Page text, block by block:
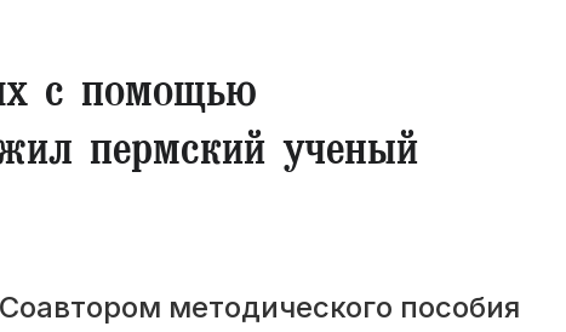
с помощью
пермский ученый
Соавтором методического пособия